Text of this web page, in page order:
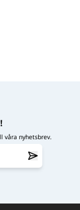
våra nyhetsbrev.